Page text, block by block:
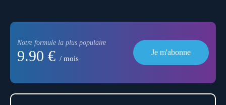
Notre formule la plus populaire
9.90 € / mois
Je m'abonne